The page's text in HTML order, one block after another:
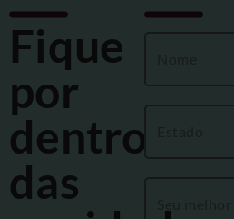
Fique
por
dentro
das